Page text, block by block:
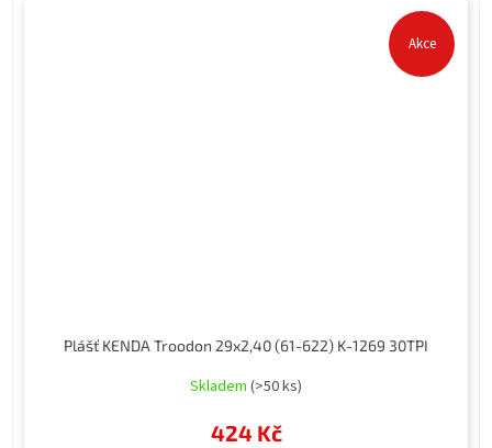
Akce
Plášť KENDA Troodon 29x2,40 (61-622) K-1269 30TPI
Skladem (>50 ks)
424 Kč